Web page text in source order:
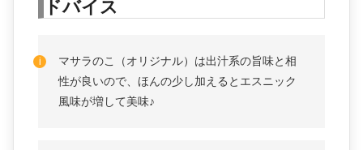
ドバイス
マサラのこ（オリジナル）は出汁系の旨味と相
性が良いので、ほんの少し加えるとエスニック
風味が増して美味♪